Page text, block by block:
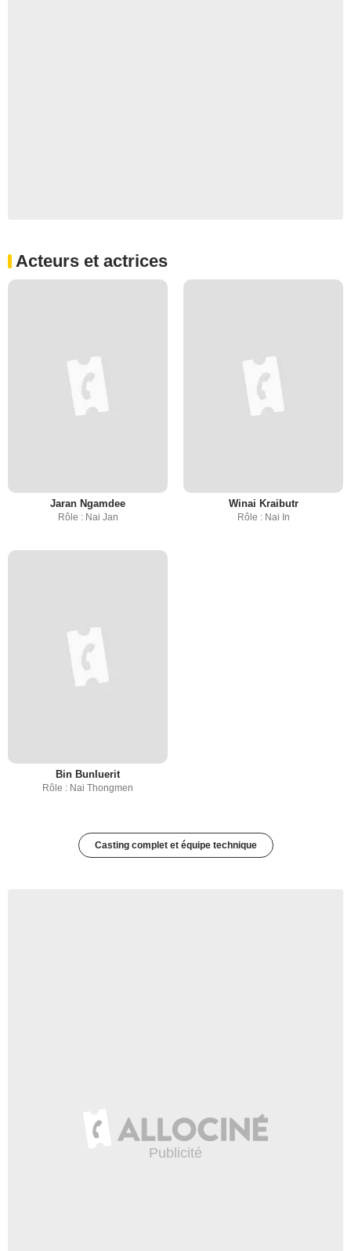
Acteurs et actrices
Jaran Ngamdee
Rôle : Nai Jan
Winai Kraibutr
Rôle : Nai In
Bin Bunluerit
Rôle : Nai Thongmen
Casting complet et équipe technique